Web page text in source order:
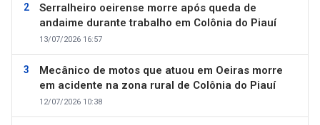
Serralheiro oeirense morre após queda de
andaime durante trabalho em Colônia do Piauí
13/07/2026 16:57
Mecânico de motos que atuou em Oeiras morre
em acidente na zona rural de Colônia do Piauí
12/07/2026 10:38